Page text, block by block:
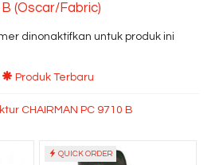
(Oscar/Fabric)
dinonaktifkan untuk produk ini
Produk Terbaru
CHAIRMAN PC 9710 B
QUICK ORDER